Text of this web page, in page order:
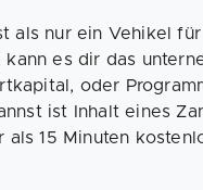
als nur ein Vehikel
es dir das
oder
ist Inhalt eines
15 Minuten